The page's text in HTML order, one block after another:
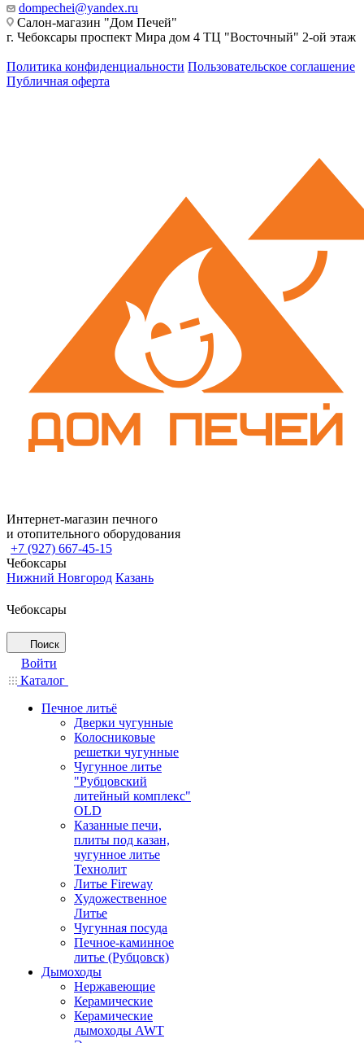
dompechei@yandex.ru
Салон-магазин "Дом Печей"
г. Чебоксары проспект Мира дом 4 ТЦ "Восточный" 2-ой этаж
Политика конфиденциальности Пользовательское соглашение
Публичная оферта
Интернет-магазин печного
и отопительного оборудования
+7 (927) 667-45-15
Чебоксары
Нижний Новгород Казань
Чебоксары
Поиск
Войти
Каталог
Печное литьё
Дверки чугунные
Колосниковые
решетки чугунные
Чугунное литье
"Рубцовский
литейный комплекс"
OLD
Казанные печи,
плиты под казан,
чугунное литье
Технолит
Литье Fireway
Художественное
Литье
Чугунная посуда
Печное-каминное
литье (Рубцовск)
Дымоходы
Нержавеющие
Керамические
Керамические
дымоходы AWT